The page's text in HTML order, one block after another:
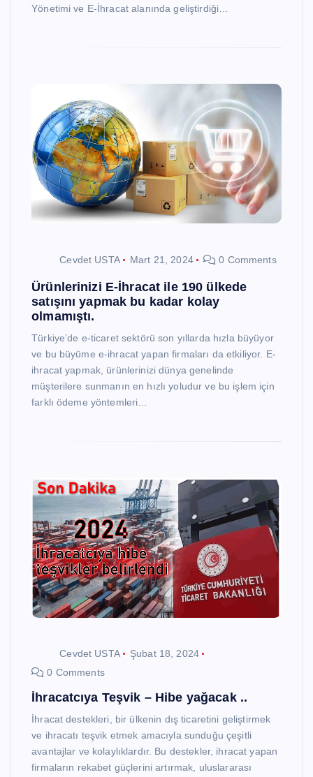
Yönetimi ve E-İhracat alanında geliştirdiği…
Cevdet USTA Mart 21, 2024 0 Comments
Ürünlerinizi E-İhracat ile 190 ülkede
satışını yapmak bu kadar kolay
olmamıştı.
Türkiye’de e-ticaret sektörü son yıllarda hızla büyüyor
ve bu büyüme e-ihracat yapan firmaları da etkiliyor. E-
ihracat yapmak, ürünlerinizi dünya genelinde
müşterilere sunmanın en hızlı yoludur ve bu işlem için
farklı ödeme yöntemleri…
Cevdet USTA
Şubat 18, 2024
0 Comments
İhracatcıya Teşvik – Hibe yağacak ..
İhracat destekleri, bir ülkenin dış ticaretini geliştirmek
ve ihracatı teşvik etmek amacıyla sunduğu çeşitli
avantajlar ve kolaylıklardır. Bu destekler, ihracat yapan
firmaların rekabet güçlerini artırmak, uluslararası